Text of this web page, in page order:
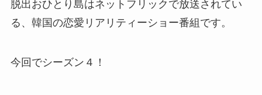
脱出おひとり島はネットフリックで放送されてい
る、韓国の恋愛リアリティーショー番組です。
今回でシーズン４！